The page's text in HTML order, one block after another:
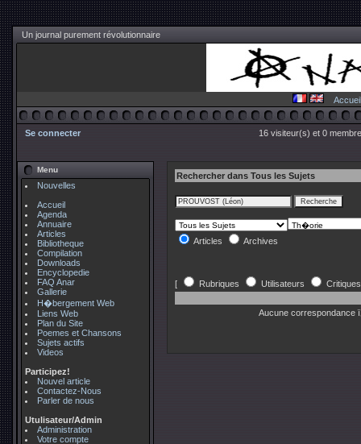
Un journal purement révolutionnaire
Accueil
Se connecter 16 visiteur(s) et 0
Menu
Nouvelles
Accueil
Agenda
Annuaire
Articles
Bibliotheque
Compilation
Downloads
Encyclopedie
FAQ Anar
Gallerie
H�bergement Web
Liens Web
Plan du Site
Poemes et Chansons
Sujets actifs
Videos
Participez!
Nouvel article
Contactez-Nous
Parler de nous
Utulisateur/Admin
Administration
Votre compte
Rechercher dans Tous les Sujets
Articles Archives
[ Rubriques Utilisateurs
Aucune